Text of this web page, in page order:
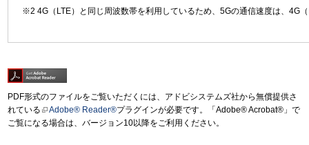
4G（LTE）と同じ周波数帯を利用しているため、5Gの通信速度は、4G
PDF形式のファイルをご覧いただくには、アドビシステムズ社から無償提供さ
れている
Adobe® Reader®プラグインが必要です。「Adobe® Acrobat®」で
ご覧になる場合は、バージョン10以降をご利用ください。